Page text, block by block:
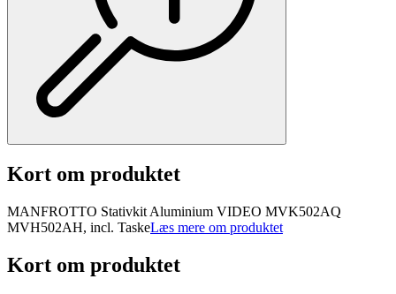
Kort om produktet
MANFROTTO Stativkit Aluminium VIDEO MVK502AQ
MVH502AH, incl. TaskeLæs mere om produktet
Kort om produktet